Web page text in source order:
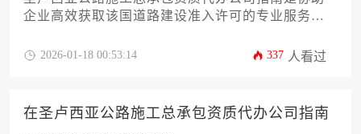
企业高效获取该国道路建设准入许可的专业服务导
申请流程拆解、风险规避策略等十二个维度，为工
2026-01-18 00:53:14 337 人看过
在圣卢西亚公路施工总承包资质代办公司指南